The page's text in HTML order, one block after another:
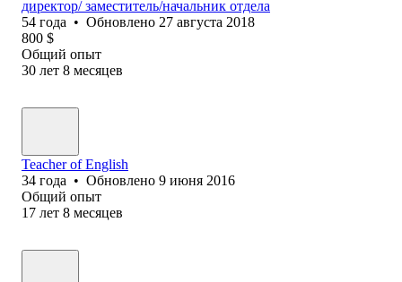
директор/ заместитель/начальник отдела
54 года • Обновлено 27 августа 2018
800 $
Общий опыт
30 лет 8 месяцев
Teacher of English
34 года • Обновлено 9 июня 2016
Общий опыт
17 лет 8 месяцев